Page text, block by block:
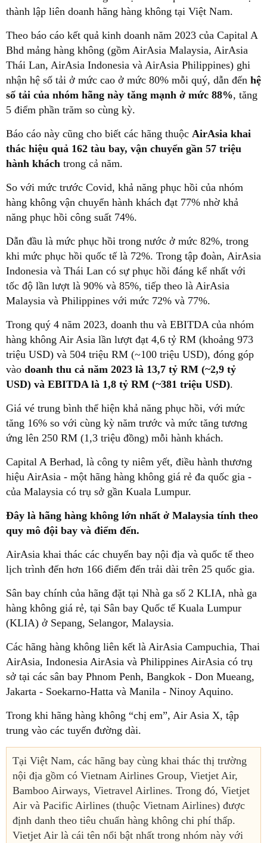
thành lập liên doanh hãng hàng không tại Việt Nam.
Theo báo cáo kết quả kinh doanh năm 2023 của Capital A
Bhd mảng hàng không (gồm AirAsia Malaysia, AirAsia
Thái Lan, AirAsia Indonesia và AirAsia Philippines) ghi
nhận hệ số tải ở mức cao ở mức 80% mỗi quý, dẫn đến hệ
số tải của nhóm hãng này tăng mạnh ở mức 88%, tăng
5 điểm phần trăm so cùng kỳ.
Báo cáo này cũng cho biết các hãng thuộc AirAsia khai
thác hiệu quả 162 tàu bay, vận chuyển gần 57 triệu
hành khách trong cả năm.
So với mức trước Covid, khả năng phục hồi của nhóm
hàng không vận chuyển hành khách đạt 77% nhờ khả
năng phục hồi công suất 74%.
Dẫn đầu là mức phục hồi trong nước ở mức 82%, trong
khi mức phục hồi quốc tế là 72%. Trong tập đoàn, AirAsia
Indonesia và Thái Lan có sự phục hồi đáng kể nhất với
tốc độ lần lượt là 90% và 85%, tiếp theo là AirAsia
Malaysia và Philippines với mức 72% và 77%.
Trong quý 4 năm 2023, doanh thu và EBITDA của nhóm
hàng không Air Asia lần lượt đạt 4,6 tỷ RM (khoảng 973
triệu USD) và 504 triệu RM (~100 triệu USD), đóng góp
vào doanh thu cả năm 2023 là 13,7 tỷ RM (~2,9 tỷ
USD) và EBITDA là 1,8 tỷ RM (~381 triệu USD).
Giá vé trung bình thể hiện khả năng phục hồi, với mức
tăng 16% so với cùng kỳ năm trước và mức tăng tương
ứng lên 250 RM (1,3 triệu đồng) mỗi hành khách.
Capital A Berhad, là công ty niêm yết, điều hành thương
hiệu AirAsia - một hãng hàng không giá rẻ đa quốc gia -
của Malaysia có trụ sở gần Kuala Lumpur.
Đây là hãng hàng không lớn nhất ở Malaysia tính theo
quy mô đội bay và điểm đến.
AirAsia khai thác các chuyến bay nội địa và quốc tế theo
lịch trình đến hơn 166 điểm đến trải dài trên 25 quốc gia.
Sân bay chính của hãng đặt tại Nhà ga số 2 KLIA, nhà ga
hàng không giá rẻ, tại Sân bay Quốc tế Kuala Lumpur
(KLIA) ở Sepang, Selangor, Malaysia.
Các hãng hàng không liên kết là AirAsia Campuchia, Thai
AirAsia, Indonesia AirAsia và Philippines AirAsia có trụ
sở tại các sân bay Phnom Penh, Bangkok - Don Mueang,
Jakarta - Soekarno-Hatta và Manila - Ninoy Aquino.
Trong khi hãng hàng không “chị em”, Air Asia X, tập
trung vào các tuyến đường dài.
Tại Việt Nam, các hãng bay cùng khai thác thị trường
nội địa gồm có Vietnam Airlines Group, Vietjet Air,
Bamboo Airways, Vietravel Airlines. Trong đó, Vietjet
Air và Pacific Airlines (thuộc Vietnam Airlines) được
định danh theo tiêu chuẩn hàng không chi phí thấp.
Vietjet Air là cái tên nổi bật nhất trong nhóm này với